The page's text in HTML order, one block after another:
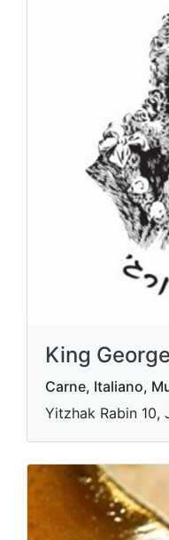
King
Carne, Italiano,
Yitzhak Rabin 10,